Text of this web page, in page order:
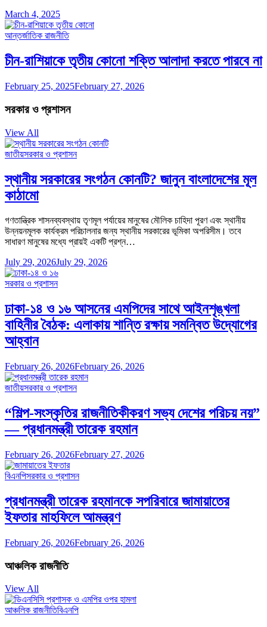
March 4, 2025
আন্তর্জাতিক রাজনীতি
চীন-রাশিয়াকে তৃতীয় কোনো শক্তি আলাদা করতে পারবে না
February 25, 2025February 27, 2026
সরকার ও প্রশাসন
View All
জাতীয়সরকার ও প্রশাসন
স্থানীয় সরকারের সংগঠন কোনটি? জানুন বাংলাদেশের মূল
কাঠামো
গণতান্ত্রিক শাসনব্যবস্থায় তৃণমূল পর্যায়ের মানুষের মৌলিক চাহিদা পূরণ এবং স্থানীয়
উন্নয়নমূলক কার্যক্রম পরিচালনার জন্য স্থানীয় সরকারের ভূমিকা অপরিসীম। তবে
সাধারণ মানুষের মধ্যে প্রায়ই একটি প্রশ্ন…
July 29, 2026July 29, 2026
সরকার ও প্রশাসন
ঢাকা-১৪ ও ১৬ আসনের এমপিদের সাথে আইনশৃঙ্খলা
বাহিনীর বৈঠক: এলাকায় শান্তি রক্ষায় সমন্বিত উদ্যোগের
আহ্বান
February 26, 2026February 26, 2026
জাতীয়সরকার ও প্রশাসন
“শিল্প-সংস্কৃতির রাজনীতিকীকরণ সভ্য দেশের পরিচয় নয়”
— প্রধানমন্ত্রী তারেক রহমান
February 26, 2026February 27, 2026
বিএনপিসরকার ও প্রশাসন
প্রধানমন্ত্রী তারেক রহমানকে সপরিবারে জামায়াতের
ইফতার মাহফিলে আমন্ত্রণ
February 26, 2026February 26, 2026
আঞ্চলিক রাজনীতি
View All
আঞ্চলিক রাজনীতিবিএনপি